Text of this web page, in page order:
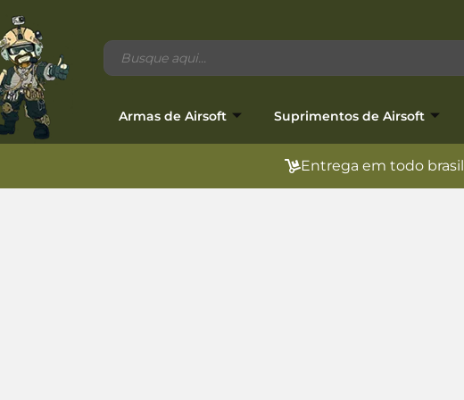
Armas de Airsoft Suprimentos de Airsoft
Entrega em todo brasil